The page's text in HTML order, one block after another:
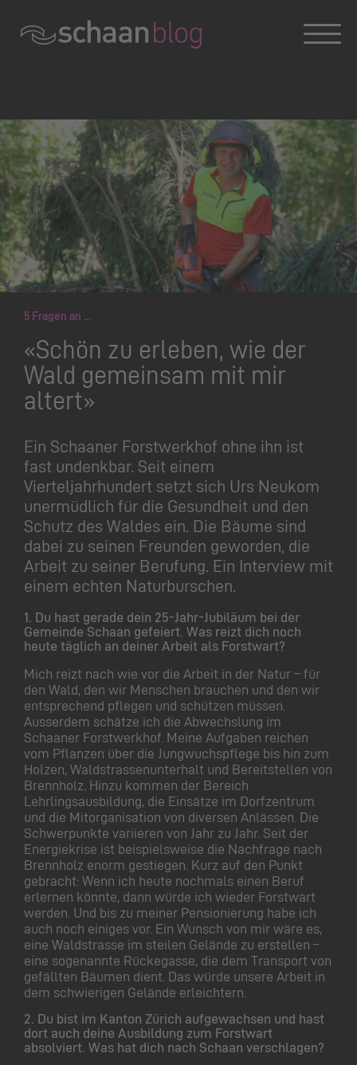
5 Fragen an ...
«Schön zu erleben, wie der
Wald gemeinsam mit mir
altert»
Ein Schaaner Forstwerkhof ohne ihn ist
fast undenkbar. Seit einem
Vierteljahrhundert setzt sich Urs Neukom
unermüdlich für die Gesundheit und den
Schutz des Waldes ein. Die Bäume sind
dabei zu seinen Freunden geworden, die
Arbeit zu seiner Berufung. Ein Interview mit
einem echten Naturburschen.
1. Du hast gerade dein 25-Jahr-Jubiläum bei der
Gemeinde Schaan gefeiert. Was reizt dich noch
heute täglich an deiner Arbeit als Forstwart?
Mich reizt nach wie vor die Arbeit in der Natur – für
den Wald, den wir Menschen brauchen und den wir
entsprechend pflegen und schützen müssen.
Ausserdem schätze ich die Abwechslung im
Schaaner Forstwerkhof. Meine Aufgaben reichen
vom Pflanzen über die Jungwuchspflege bis hin zum
Holzen, Waldstrassenunterhalt und Bereitstellen von
Brennholz. Hinzu kommen der Bereich
Lehrlingsausbildung, die Einsätze im Dorfzentrum
und die Mitorganisation von diversen Anlässen. Die
Schwerpunkte variieren von Jahr zu Jahr. Seit der
Energiekrise ist beispielsweise die Nachfrage nach
Brennholz enorm gestiegen. Kurz auf den Punkt
gebracht: Wenn ich heute nochmals einen Beruf
erlernen könnte, dann würde ich wieder Forstwart
werden. Und bis zu meiner Pensionierung habe ich
auch noch einiges vor. Ein Wunsch von mir wäre es,
eine Waldstrasse im steilen Gelände zu erstellen –
eine sogenannte Rückegasse, die dem Transport von
gefällten Bäumen dient. Das würde unsere Arbeit in
dem schwierigen Gelände erleichtern.
2. Du bist im Kanton Zürich aufgewachsen und hast
dort auch deine Ausbildung zum Forstwart
absolviert. Was hat dich nach Schaan verschlagen?